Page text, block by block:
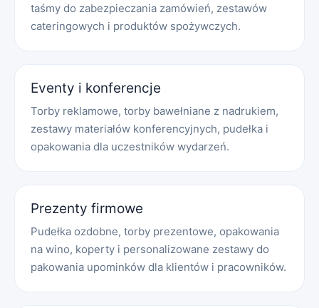
taśmy do zabezpieczania zamówień, zestawów
cateringowych i produktów spożywczych.
Eventy i konferencje
Torby reklamowe, torby bawełniane z nadrukiem,
zestawy materiałów konferencyjnych, pudełka i
opakowania dla uczestników wydarzeń.
Prezenty firmowe
Pudełka ozdobne, torby prezentowe, opakowania
na wino, koperty i personalizowane zestawy do
pakowania upominków dla klientów i pracowników.